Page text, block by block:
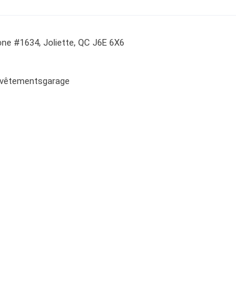
#1634, Joliette, QC J6E 6X6